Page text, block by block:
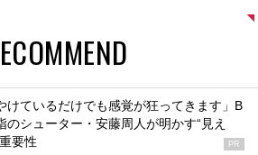
けているだけでも感覚が狂ってきます」B
のシューター・安藤周人が明かす“見え
要性
PR